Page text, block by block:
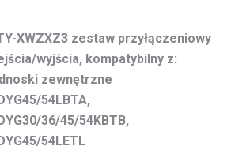
XWZXZ3 zestaw przyłączeniowy
wyjścia, kompatybilny z:
zewnętrzne
54LBTA,
36/45/54KBTB,
54LETL